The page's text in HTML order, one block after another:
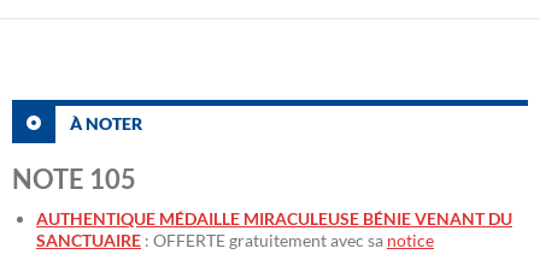
À NOTER
NOTE 105
AUTHENTIQUE MÉDAILLE MIRACULEUSE BÉNIE VENANT DU
SANCTUAIRE : OFFERTE gratuitement avec sa notice